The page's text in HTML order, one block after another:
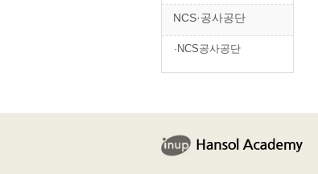
NCS·공사공단
·NCS공사공단